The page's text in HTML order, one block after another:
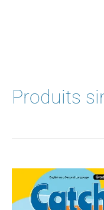
Produits